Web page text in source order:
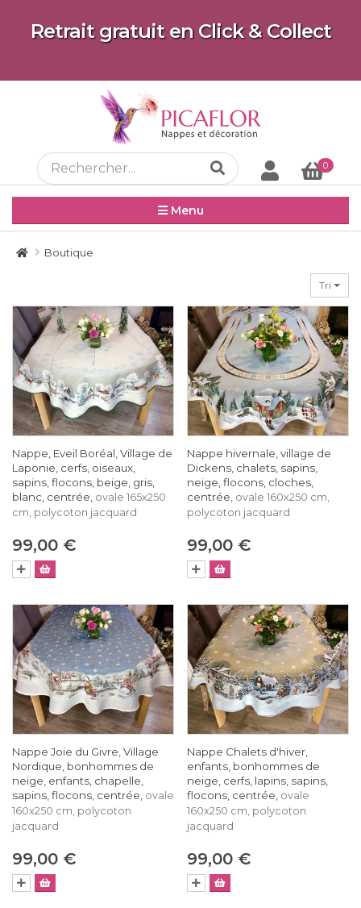
Retrait gratuit en Click & Collect
0
Menu
Boutique
Tri
Nappe, Eveil Boréal, Village de
Laponie, cerfs, oiseaux,
sapins, flocons, beige, gris,
blanc, centrée, ovale 165x250
cm, polycoton jacquard
99,00 €
Nappe hivernale, village de
Dickens, chalets, sapins,
neige, flocons, cloches,
centrée, ovale 160x250 cm,
polycoton jacquard
99,00 €
Nappe Joie du Givre, Village
Nordique, bonhommes de
neige, enfants, chapelle,
sapins, flocons, centrée, ovale
160x250 cm, polycoton
jacquard
99,00 €
Nappe Chalets d'hiver,
enfants, bonhommes de
neige, cerfs, lapins, sapins,
flocons, centrée, ovale
160x250 cm, polycoton
jacquard
99,00 €